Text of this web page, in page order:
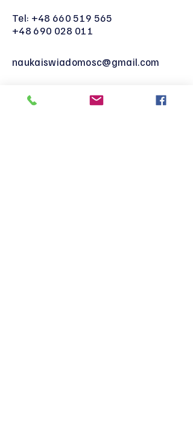
Tel: +48 660 519 565
+48 690 028 011
naukaiswiadomosc@gmail.com